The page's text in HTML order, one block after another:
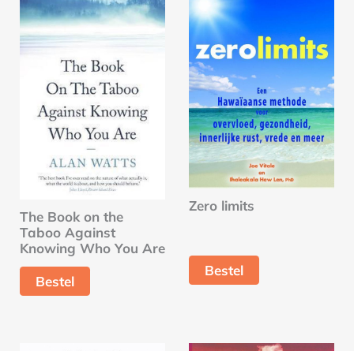
The Book on the
Taboo Against
Knowing Who You Are
Bestel
Zero limits
Bestel